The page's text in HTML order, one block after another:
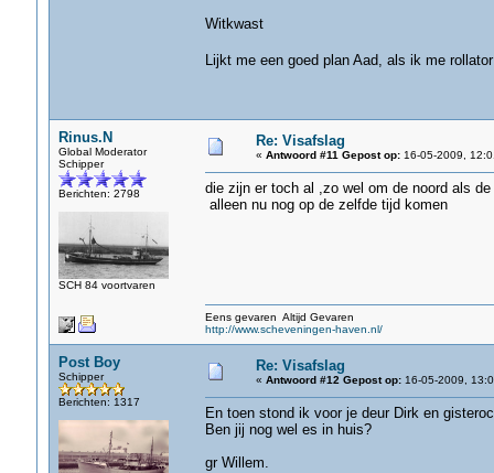
Witkwast
Lijkt me een goed plan Aad, als ik me
Rinus.N
Global Moderator
Schipper
Berichten: 2798
SCH 84 voortvaren
Re: Visafslag
« Antwoord #11 Gepost op:16-05-2009,
die zijn er toch al ,zo wel om de noord als de
alleen nu nog op de zelfde tijd komen
Eens gevaren Altijd Gevaren
http://www.scheveningen-haven.nl/
Post Boy
Schipper
Berichten: 1317
Re: Visafslag
« Antwoord #12 Gepost op:16-05-2009,
En toen stond ik voor je deur Dirk en
Ben jij nog wel es in huis?
gr Willem.